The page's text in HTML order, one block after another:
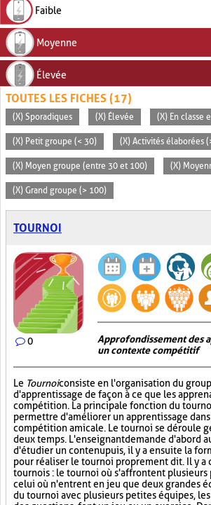
Faible
Moyenne
Élevée
TOUTES LES FICHES (17)
(X) Sporadiques (X) Élevée (X) En classe
(X) Petit groupe (< 30) (X) Activités élaborées
(X) Moyen groupe (entre 30 et 100) (X)
(X) Grand groupe (> 100)
TOURNOI
0
Approfondissement des
un contexte compétitif
Le Tournoiconsiste en l'organisation du
d'apprentissage de façon à ce que les
compétition. La principale fonction du
permettre d'améliorer un apprentissage
compétition amicale. Le tournoi se déroule
deux temps. L'enseignant demande d'abord
d'étudier un contenu puis, il y a ensuite la
pour réaliser le tournoi proprement dit. Il y a
tournois : le tournoi où s'affrontent
celui où n'entrent en jeu que deux grandes
du tournoi avec plusieurs petites équipes,